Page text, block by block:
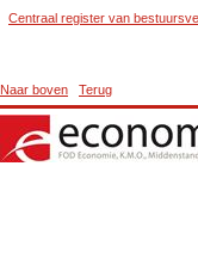
Centraal register van
Naar boven Terug